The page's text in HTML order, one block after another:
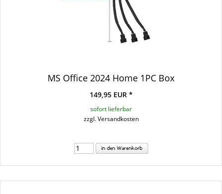
MS Office 2024 Home 1PC Box
149,95 EUR *
sofort lieferbar
zzgl. Versandkosten